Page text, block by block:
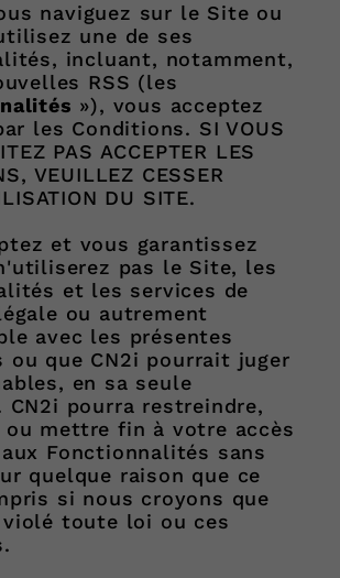
naviguez sur le Site ou
une de ses
incluant, notamment,
RSS (les
»), vous acceptez
les Conditions. SI VOUS
PAS ACCEPTER LES
VEUILLEZ CESSER
DU SITE.
et vous garantissez
pas le Site, les
et les services de
ou autrement
avec les présentes
ou que CN2i pourrait juger
en sa seule
CN2i pourra restreindre,
ou mettre fin à votre accès
Fonctionnalités sans
quelque raison que ce
si nous croyons que
violé toute loi ou ces